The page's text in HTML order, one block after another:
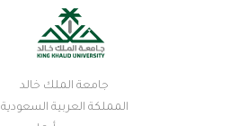
جامعة الملك خالد
المملكة العربية السعودية